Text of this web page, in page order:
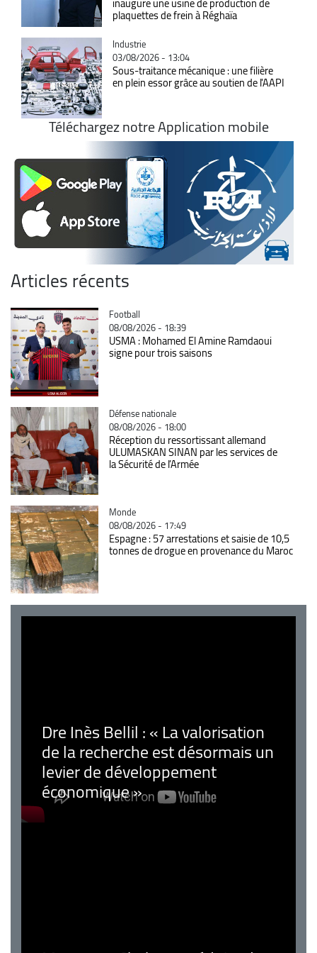
plaquettes de frein à Réghaïa
Catégorie
Industrie
03/08/2026 - 13:04
Sous-traitance mécanique : une filière
en plein essor grâce au soutien de l'AAPI
Téléchargez notre Application mobile
Articles récents
Catégorie
Football
08/08/2026 - 18:39
USMA : Mohamed El Amine Ramdaoui
signe pour trois saisons
Catégorie
Défense nationale
08/08/2026 - 18:00
Réception du ressortissant allemand
ULUMASKAN SINAN par les services de
la Sécurité de l’Armée
Catégorie
Monde
08/08/2026 - 17:49
Espagne : 57 arrestations et saisie de 10,5
tonnes de drogue en provenance du Maroc
Dre Inès Bellil : « La valorisation
de la recherche est désormais un
levier de développement
économique »